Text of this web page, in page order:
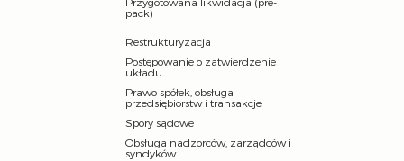
pack)
Restrukturyzacja
Postępowanie o zatwierdzenie
układu
Prawo spółek, obsługa
przedsiębiorstw i transakcje
Spory sądowe
Obsługa nadzorców, zarządców i
syndyków